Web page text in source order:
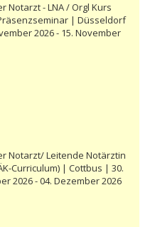
Notarzt - LNA / Orgl Kurs
| Düsseldorf
2026 - 15. November
Notarzt/ Leitende Notärztin
Curriculum) | Cottbus | 30.
2026 - 04. Dezember 2026